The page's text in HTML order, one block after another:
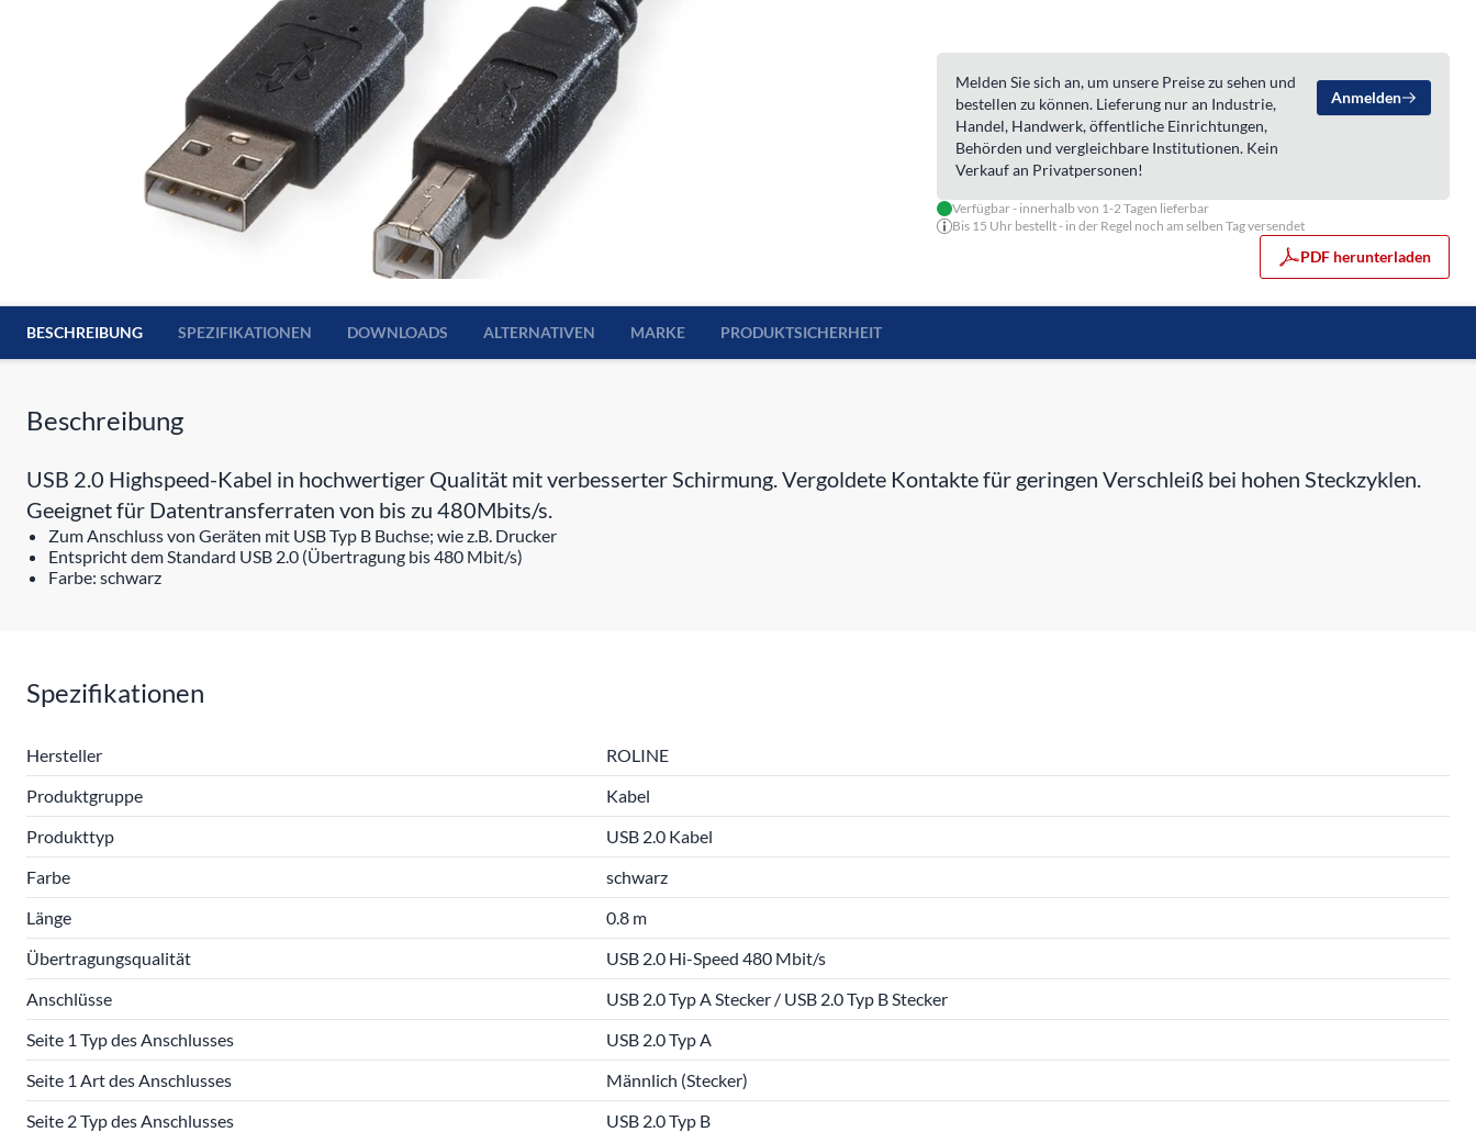
Melden Sie sich an, um unsere Preise zu sehen und
bestellen zu können. Lieferung nur an Industrie,
Handel, Handwerk, öffentliche Einrichtungen,
Behörden und vergleichbare Institutionen. Kein
Verkauf an Privatpersonen!
Anmelden
Verfügbar - innerhalb von 1-2 Tagen lieferbar
Bis 15 Uhr bestellt - in der Regel noch am selben Tag versendet
PDF herunterladen
BESCHREIBUNG SPEZIFIKATIONEN DOWNLOADS ALTERNATIVEN MARKE PRODUKTSICHERHEIT
Beschreibung
USB 2.0 Highspeed-Kabel in hochwertiger Qualität mit verbesserter Schirmung. Vergoldete Kontakte für geringen Verschleiß bei hohen Steckzyklen.
Geeignet für Datentransferraten von bis zu 480Mbits/s.
Zum Anschluss von Geräten mit USB Typ B Buchse; wie z.B. Drucker
Entspricht dem Standard USB 2.0 (Übertragung bis 480 Mbit/s)
Farbe: schwarz
Spezifikationen
Hersteller
ROLINE
Produktgruppe
Kabel
Produkttyp
USB 2.0 Kabel
Farbe
schwarz
Länge
0.8 m
Übertragungsqualität
USB 2.0 Hi-Speed 480 Mbit/s
Anschlüsse
USB 2.0 Typ A Stecker / USB 2.0 Typ B Stecker
Seite 1 Typ des Anschlusses
USB 2.0 Typ A
Seite 1 Art des Anschlusses
Männlich (Stecker)
Seite 2 Typ des Anschlusses
USB 2.0 Typ B